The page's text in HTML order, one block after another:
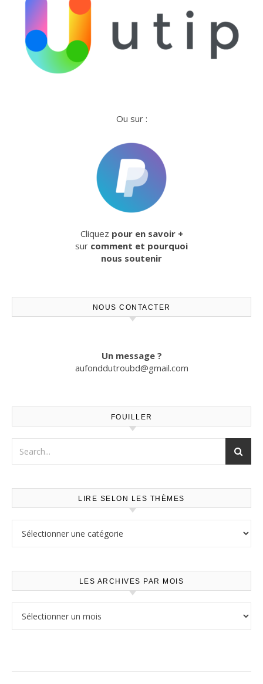
Ou sur :
Cliquez pour en savoir +
sur comment et pourquoi
nous soutenir
NOUS CONTACTER
Un message ?
aufonddutroubd@gmail.com
FOUILLER
LIRE SELON LES THÈMES
LES ARCHIVES PAR MOIS